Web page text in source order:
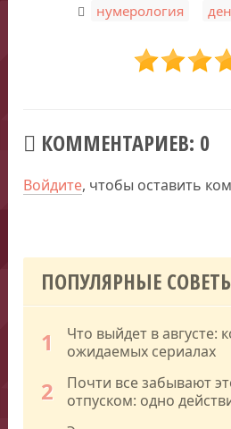
нумерология
КОММЕНТАРИЕВ: 0
Войдите, чтобы оставить
ПОПУЛЯРНЫЕ
1
Что выйдет в августе:
ожидаемых сериалах
2
Почти все забывают
отпуском: одно